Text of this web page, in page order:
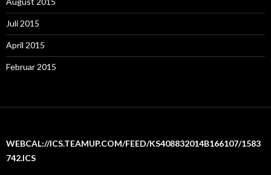
Juli 2015
April 2015
Februar 2015
WEBCAL://ICS.TEAMUP.COM/FEED/KS408832014B166107/1583
742.ICS